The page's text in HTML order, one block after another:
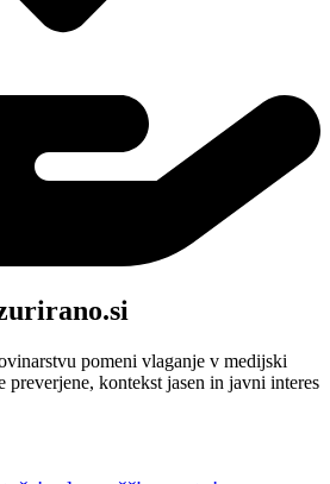
pomeni vlaganje v medijski
preverjene, kontekst jasen in javni interes